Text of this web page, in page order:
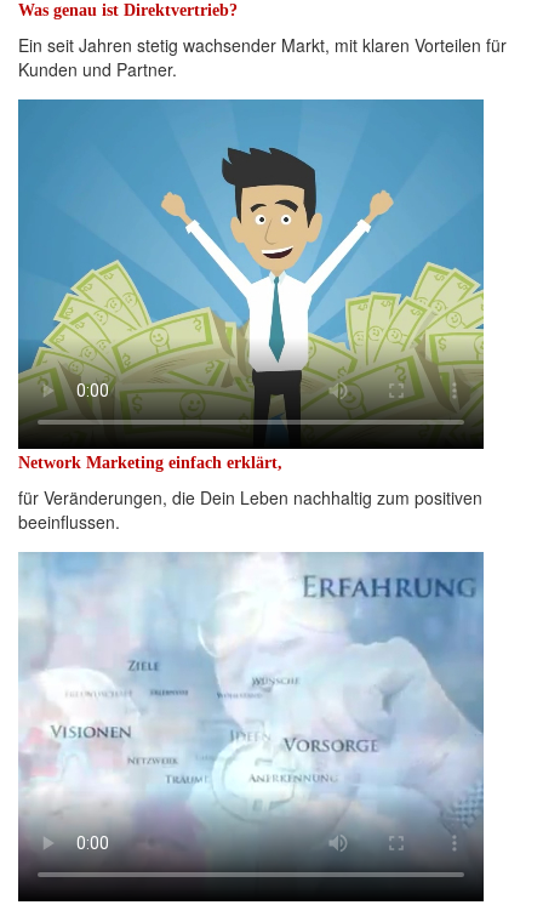
Was genau ist Direktvertrieb?
Ein seit Jahren stetig wachsender Markt, mit klaren Vorteilen für
Kunden und Partner.
Network Marketing einfach erklärt,
für Veränderungen, die Dein Leben nachhaltig zum positiven
beeinflussen.